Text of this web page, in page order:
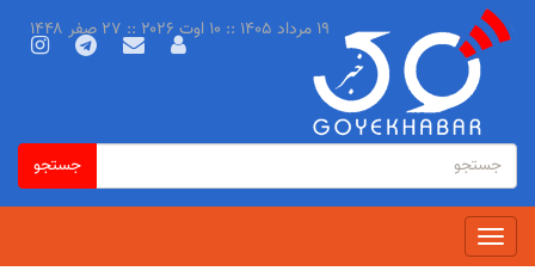
فرم
جستجو
جستجو
جستجو
Toggle
navigation
۱۹ مرداد ۱۴۰۵ :: ۱۰ اوت ۲۰۲۶ :: ۲۷ صفر ۱۴۴۸